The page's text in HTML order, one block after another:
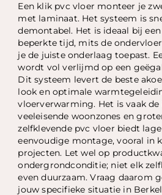
Een klik pvc vloer monteer je
met laminaat. Het systeem is
demontabel. Het is ideaal bij
beperkte tijd, mits de
je de juiste onderlaag toepast.
wordt vol verlijmd op een
Dit systeem levert de beste
look en optimale
vloerverwarming. Het is vaak
veeleisende woonzones en
zelfklevende pvc vloer biedt
eenvoudige montage, vooral in
projecten. Let wel op
ondergrondconditie; niet elk
even duurzaam. Vraag daarom
jouw specifieke situatie in